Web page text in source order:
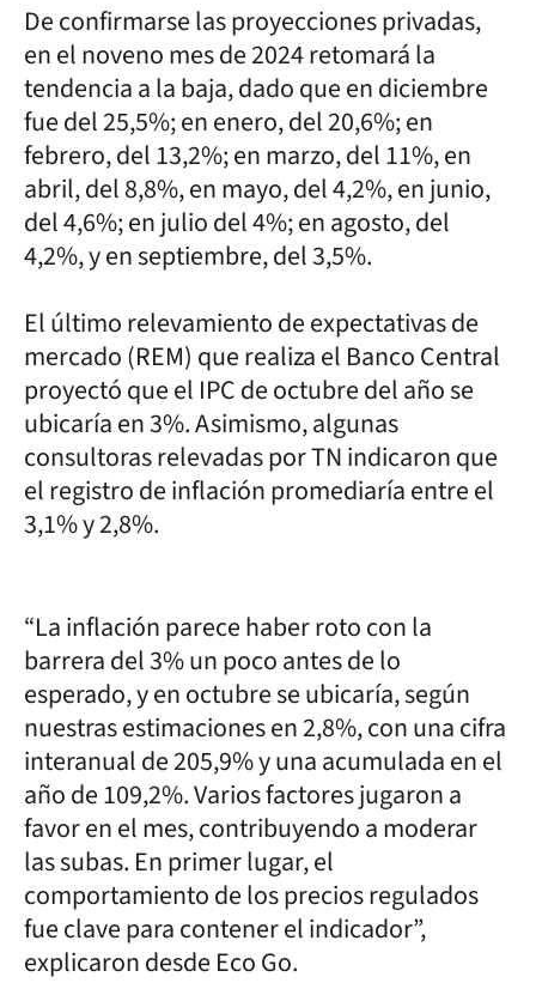
De confirmarse las proyecciones privadas,
en el noveno mes de 2024 retomará la
tendencia a la baja, dado que en diciembre
fue del 25,5%; en enero, del 20,6%; en
febrero, del 13,2%; en marzo, del 11%, en
abril, del 8,8%, en mayo, del 4,2%, en junio,
del 4,6%; en julio del 4%; en agosto, del
4,2%, y en septiembre, del 3,5%.
El último relevamiento de expectativas de
mercado (REM) que realiza el Banco Central
proyectó que el IPC de octubre del año se
ubicaría en 3%. Asimismo, algunas
consultoras relevadas por TN indicaron que
el registro de inflación promediaría entre el
3,1% y 2,8%.
“La inflación parece haber roto con la
barrera del 3% un poco antes de lo
esperado, y en octubre se ubicaría, según
nuestras estimaciones en 2,8%, con una cifra
interanual de 205,9% y una acumulada en el
año de 109,2%. Varios factores jugaron a
favor en el mes, contribuyendo a moderar
las subas. En primer lugar, el
comportamiento de los precios regulados
fue clave para contener el indicador”,
explicaron desde Eco Go.